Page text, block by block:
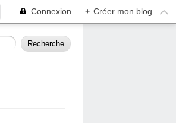
Connexion + Créer mon blog